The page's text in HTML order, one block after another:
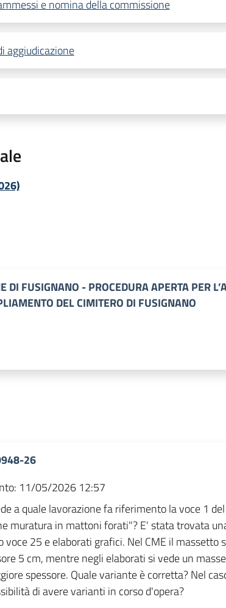
e nomina della commissione
aggiudicazione
DI FUSIGNANO - PROCEDURA APERTA PER
DEL CIMITERO DI FUSIGNANO
26
11/05/2026 12:57
a quale lavorazione fa riferimento la voce 1
muratura in mattoni forati"? E' stata trovata
25 e elaborati grafici. Nel CME il massetto
5 cm, mentre negli elaborati si vede un
spessore. Quale variante è corretta? Nel
di avere varianti in corso d'opera?